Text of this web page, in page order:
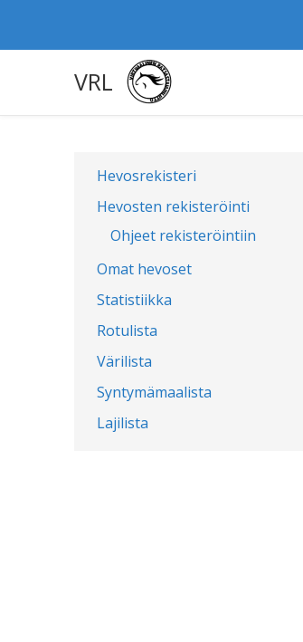
VRL
Hevosrekisteri
Hevosten rekisteröinti
Ohjeet rekisteröintiin
Omat hevoset
Statistiikka
Rotulista
Värilista
Syntymämaalista
Lajilista